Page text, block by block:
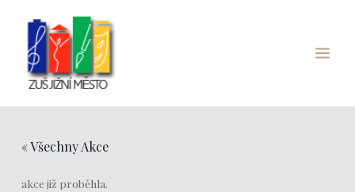
Menu
« Všechny Akce
akce již proběhla.